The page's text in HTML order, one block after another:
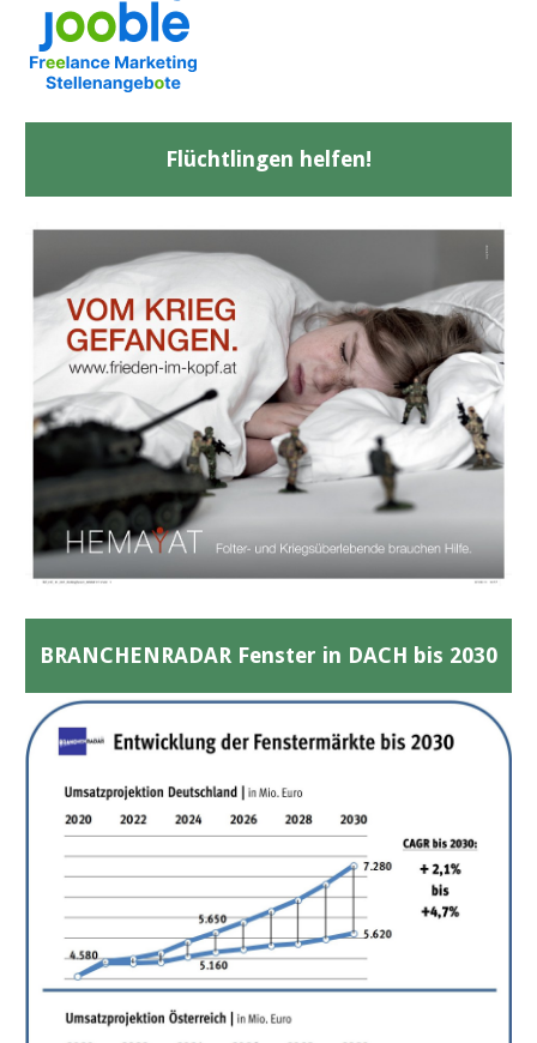
Flüchtlingen helfen!
BRANCHENRADAR Fenster in DACH bis 2030